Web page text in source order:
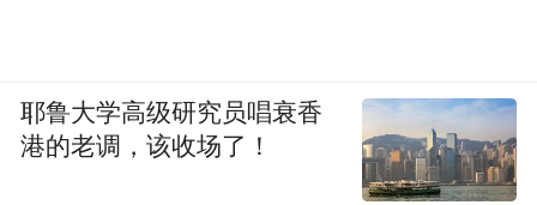
耶鲁大学高级研究员唱衰香
港的老调，该收场了！